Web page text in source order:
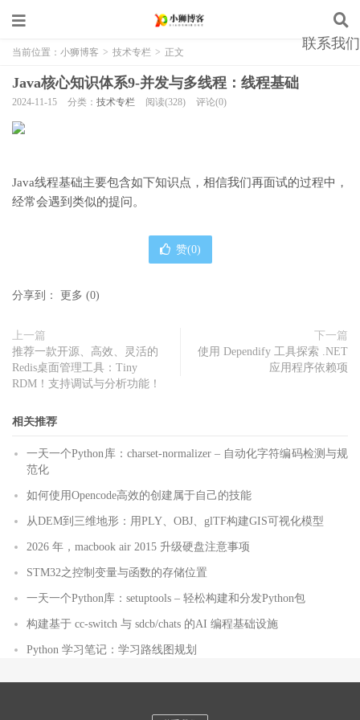
联系我们
当前位置： 小狮博客 > 技术专栏 > 正文
Java核心知识体系9-并发与多线程：线程基础
2024-11-15 分类： 技术专栏 阅读(328) 评论(0)
Java线程基础主要包含如下知识点，相信我们再面试的过程中，
经常会遇到类似的提问。
赞(0)
分享到： 更多 (0)
上一篇
推荐一款开源、高效、灵活的
Redis桌面管理工具：Tiny
RDM！支持调试与分析功能！
下一篇
使用 Dependify 工具探索 .NET
应用程序依赖项
相关推荐
一天一个Python库：charset-normalizer – 自动化字符编码检测与规
范化
如何使用Opencode高效的创建属于自己的技能
从DEM到三维地形：用PLY、OBJ、glTF构建GIS可视化模型
2026 年，macbook air 2015 升级硬盘注意事项
STM32之控制变量与函数的存储位置
一天一个Python库：setuptools – 轻松构建和分发Python包
构建基于 cc-switch 与 sdcb/chats 的AI 编程基础设施
Python 学习笔记：学习路线图规划